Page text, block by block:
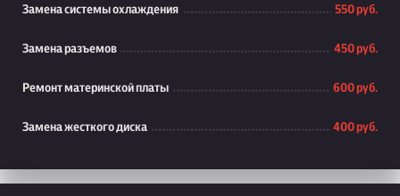
Замена системы охлаждения 550 руб.
Замена разъемов 450 руб.
Ремонт материнской платы 600 руб.
Замена жесткого диска 400 руб.